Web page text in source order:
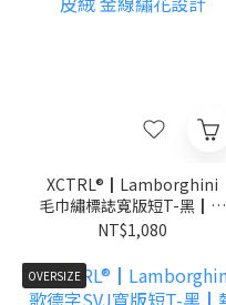
XCTRL®┃Lamborghini
毛巾繡標誌寬版短T-黑┃麂
皮絨 金線繡花設計
NT$1,080
OVERSIZE